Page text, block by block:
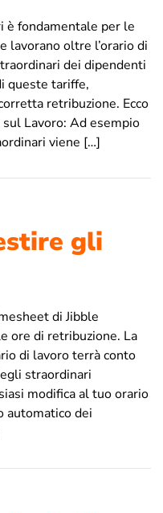
è fondamentale per le
lavorano oltre l’orario di
dei dipendenti
queste tariffe,
retribuzione. Ecco
Lavoro: Ad esempio
viene […]
gli
di Jibble
ore di retribuzione. La
di lavoro terrà conto
straordinari
modifica al tuo orario
automatico dei